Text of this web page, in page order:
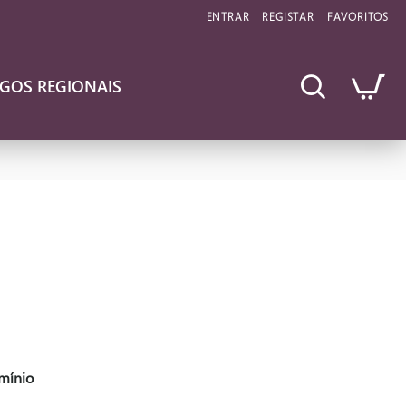
ENTRAR REGISTAR FAVORITOS
REGIONAIS